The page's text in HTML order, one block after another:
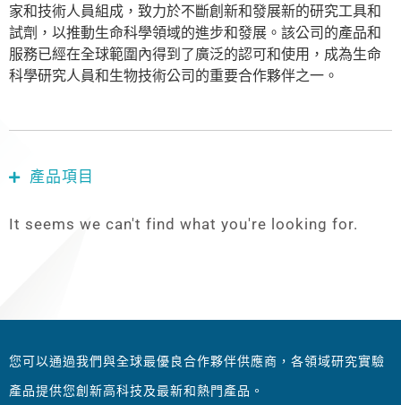
家和技術人員組成，致力於不斷創新和發展新的研究工具和
試劑，以推動生命科學領域的進步和發展。該公司的產品和
服務已經在全球範圍內得到了廣泛的認可和使用，成為生命
科學研究人員和生物技術公司的重要合作夥伴之一。
產品項目
It seems we can't find what you're looking for.
您可以通過我們與全球最優良合作夥伴供應商，各領域研究實驗
產品提供您創新高科技及最新和熱門產品。